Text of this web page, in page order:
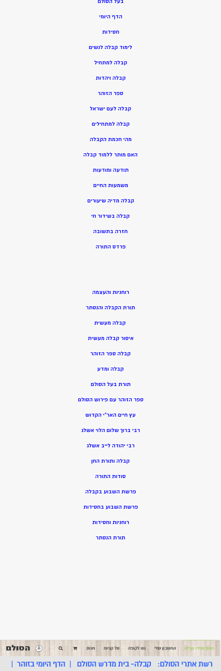
הדף היומי
חסידות
לימוד קבלה לנשים
קבלה למתחיל
קבלה ויהדות
ספר הזוהר
קבלה לעם ישראל
קבלה למתחילים
מהי חכמת הקבלה
האם מותר ללמוד קבלה
תודעה ומודעות
משמעות החיים
קבלה מדיה שיעורים
קבלה בשידור חי
חזרה בתשובה
פרדס התורה
רוחניות והעצמה
תורת הקבלה והנסתר
קבלה מעשית
איסור קבלה מעשית
קבלה ספר הזוהר
קבלה ומדע
תורת בעל הסולם
ספר הזוהר עם פירוש הסולם
עץ חיים האר”י הקדוש
רבי ברוך שלום הלוי אשלג
רבי יהודה לייב אשלג
קבלה ותורת החן
סודות התורה
פרשת השבוע בקבלה
פרשת השבוע בחסידות
רוחניות וחסידות
תורת הנסתר
רשת אתרי הסולם: קבלה- בית מדרש הסולם |הדף היומי בזוהר |